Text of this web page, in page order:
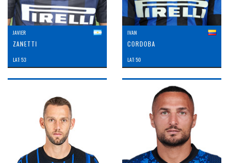
JAVIER
ZANETTI
LAT: 53
IVAN
CORDOBA
LAT: 50